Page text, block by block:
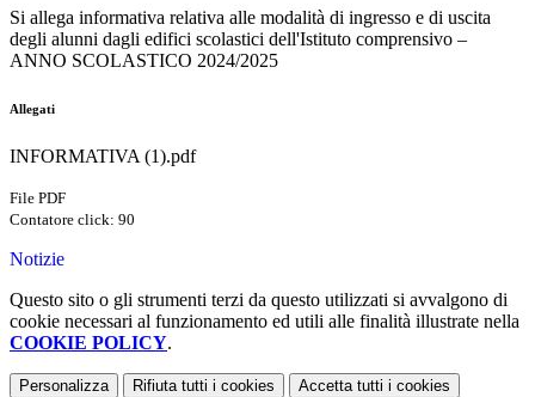
Si allega informativa relativa alle modalità di ingresso e di uscita
degli alunni dagli edifici scolastici dell'Istituto comprensivo –
ANNO SCOLASTICO 2024/2025
Allegati
INFORMATIVA (1).pdf
File PDF
Contatore click: 90
Notizie
Questo sito o gli strumenti terzi da questo utilizzati si avvalgono di
cookie necessari al funzionamento ed utili alle finalità illustrate nella
COOKIE POLICY.
Personalizza Rifiuta tutti i cookies Accetta tutti i cookies